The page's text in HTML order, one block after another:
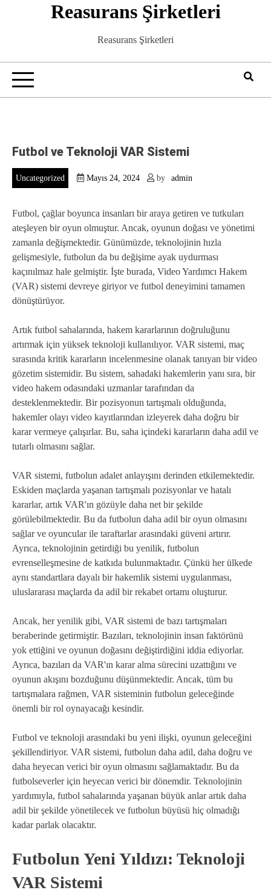
Reasurans Şirketleri
Reasurans Şirketleri
Futbol ve Teknoloji VAR Sistemi
Uncategorized Mayıs 24, 2024 by admin
Futbol, çağlar boyunca insanları bir araya getiren ve tutkuları
ateşleyen bir oyun olmuştur. Ancak, oyunun doğası ve yönetimi
zamanla değişmektedir. Günümüzde, teknolojinin hızla
gelişmesiyle, futbolun da bu değişime ayak uydurması
kaçınılmaz hale gelmiştir. İşte burada, Video Yardımcı Hakem
(VAR) sistemi devreye giriyor ve futbol deneyimini tamamen
dönüştürüyor.
Artık futbol sahalarında, hakem kararlarının doğruluğunu
artırmak için yüksek teknoloji kullanılıyor. VAR sistemi, maç
sırasında kritik kararların incelenmesine olanak tanıyan bir video
gözetim sistemidir. Bu sistem, sahadaki hakemlerin yanı sıra, bir
video hakem odasındaki uzmanlar tarafından da
desteklenmektedir. Bir pozisyonun tartışmalı olduğunda,
hakemler olayı video kayıtlarından izleyerek daha doğru bir
karar vermeye çalışırlar. Bu, saha içindeki kararların daha adil ve
tutarlı olmasını sağlar.
VAR sistemi, futbolun adalet anlayışını derinden etkilemektedir.
Eskiden maçlarda yaşanan tartışmalı pozisyonlar ve hatalı
kararlar, artık VAR'ın gözüyle daha net bir şekilde
görülebilmektedir. Bu da futbolun daha adil bir oyun olmasını
sağlar ve oyuncular ile taraftarlar arasındaki güveni artırır.
Ayrıca, teknolojinin getirdiği bu yenilik, futbolun
evrenselleşmesine de katkıda bulunmaktadır. Çünkü her ülkede
aynı standartlara dayalı bir hakemlik sistemi uygulanması,
uluslararası maçlarda da adil bir rekabet ortamı oluşturur.
Ancak, her yenilik gibi, VAR sistemi de bazı tartışmaları
beraberinde getirmiştir. Bazıları, teknolojinin insan faktörünü
yok ettiğini ve oyunun doğasını değiştirdiğini iddia ediyorlar.
Ayrıca, bazıları da VAR'ın karar alma sürecini uzattığını ve
oyunun akışını bozduğunu düşünmektedir. Ancak, tüm bu
tartışmalara rağmen, VAR sisteminin futbolun geleceğinde
önemli bir rol oynayacağı kesindir.
Futbol ve teknoloji arasındaki bu yeni ilişki, oyunun geleceğini
şekillendiriyor. VAR sistemi, futbolun daha adil, daha doğru ve
daha heyecan verici bir oyun olmasını sağlamaktadır. Bu da
futbolseverler için heyecan verici bir dönemdir. Teknolojinin
yardımıyla, futbol sahalarında yaşanan büyük anlar artık daha
adil bir şekilde yönetilecek ve futbolun büyüsü hiç olmadığı
kadar parlak olacaktır.
Futbolun Yeni Yıldızı: Teknoloji
VAR Sistemi